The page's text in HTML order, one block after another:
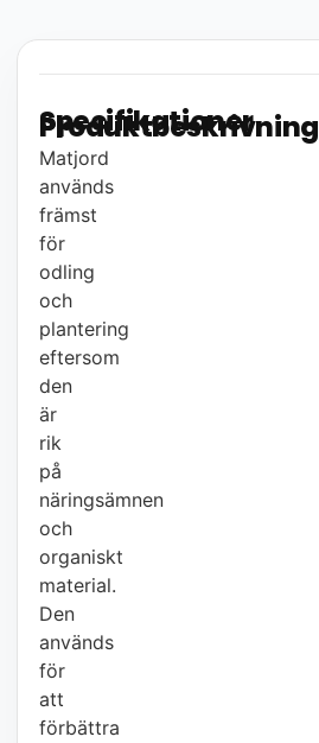
Produktbeskrivning
Matjord
används
främst
för
odling
och
plantering
eftersom
den
är
rik
på
näringsämnen
och
organiskt
material.
Den
används
för
att
förbättra
Specifikationer